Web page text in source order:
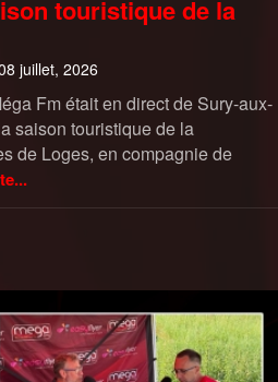
touristique de la
juillet, 2026
Fm était en direct de Sury-aux-
saison touristique de la
de Loges, en compagnie de